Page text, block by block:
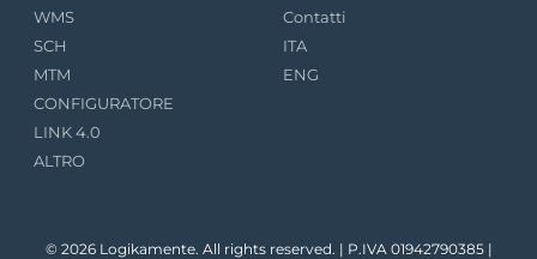
WMS
SCH
MTM
CONFIGURATORE
LINK 4.0
ALTRO
Contatti
ITA
ENG
© 2026 Logikamente. All rights reserved. | P.IVA 01942790385 |